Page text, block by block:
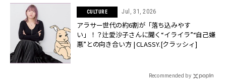
CULTURE Jul, 31, 2026
アラサー世代の約6割が「落ち込みやす
い」！？辻愛沙子さんに聞く“イライラ”“自己嫌
悪”との向き合い方 | CLASSY.[クラッシィ]
Recommended by